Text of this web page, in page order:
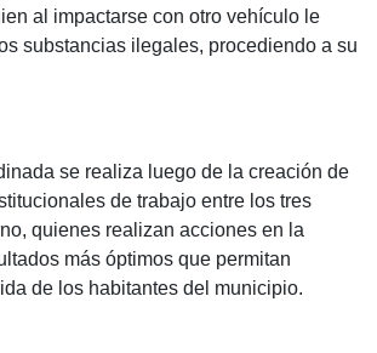
al impactarse con otro vehículo le
substancias ilegales, procediendo a su
se realiza luego de la creación de
de trabajo entre los tres
quienes realizan acciones en la
más óptimos que permitan
de los habitantes del municipio.